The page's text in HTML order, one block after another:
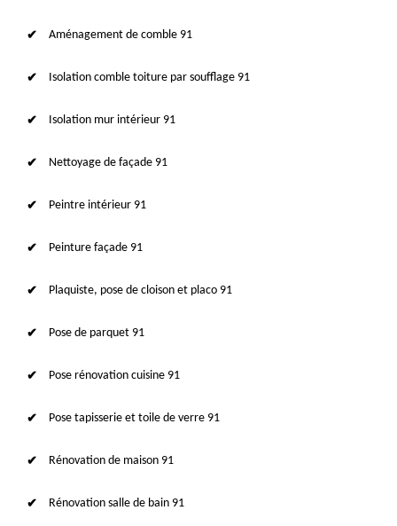
Aménagement de comble 91
Isolation comble toiture par soufflage 91
Isolation mur intérieur 91
Nettoyage de façade 91
Peintre intérieur 91
Peinture façade 91
Plaquiste, pose de cloison et placo 91
Pose de parquet 91
Pose rénovation cuisine 91
Pose tapisserie et toile de verre 91
Rénovation de maison 91
Rénovation salle de bain 91